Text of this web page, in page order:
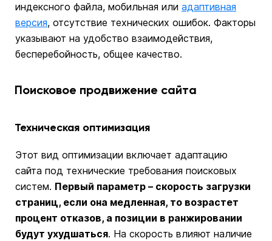
индексного файла, мобильная или адаптивная
версия, отсутствие технических ошибок. Факторы
указывают на удобство взаимодействия,
бесперебойность, общее качество.
Поисковое продвижение сайта
Техническая оптимизация
Этот вид оптимизации включает адаптацию
сайта под технические требования поисковых
систем. Первый параметр – скорость загрузки
страниц, если она медленная, то возрастет
процент отказов, а позиции в ранжировании
будут ухудшаться. На скорость влияют наличие